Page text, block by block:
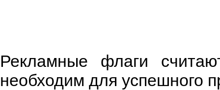
Рекламные флаги
необходим для успешного